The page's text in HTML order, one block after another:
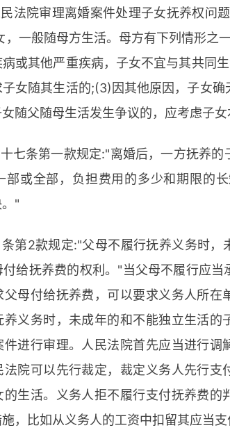
法院审理离婚案件处理子女抚养权问
，一般随母方生活。母方有下列情形之
或其他严重疾病，子女不宜与其共同
女随其生活的;(3)因其他原因，子女
随父随母生活发生争议的，应考虑子女
十七条第一款规定:"离婚后，一方抚养
部或全部，负担费用的多少和期限的
"
条第2款规定:"父母不履行抚养义务时
给抚养费的权利。"当父母不履行应当
母付给抚养费，可以要求义务人所在
义务时，未成年的和不能独立生活的
件进行审理。人民法院首先应当进行调
院可以先行裁定，裁定义务人先行支
生活。义务人拒不履行支付抚养费的
，比如从义务人的工资中扣留其应当支